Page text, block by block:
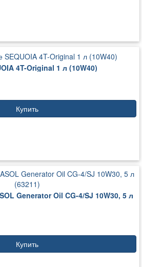
4T-Original 1 л (10W40)
Купить
Generator Oil CG-4/SJ 10W30, 5 л
Купить